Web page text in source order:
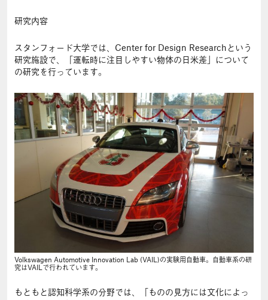
研究内容
スタンフォード大学では、Center for Design Researchという
研究施設で、「運転時に注目しやすい物体の日米差」について
の研究を行っています。
Volkswagen Automotive Innovation Lab (VAIL)の実験用自動車。自動車系の研
究はVAILで行われています。
もともと認知科学系の分野では、「ものの見方には文化によっ